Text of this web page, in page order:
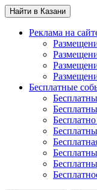
Найти в Казани
Реклама на
Бесплатные